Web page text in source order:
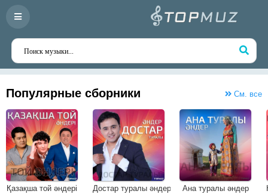
Популярные сборники См. все
Қазақша той әндері Достар туралы әндер Ана туралы әндер